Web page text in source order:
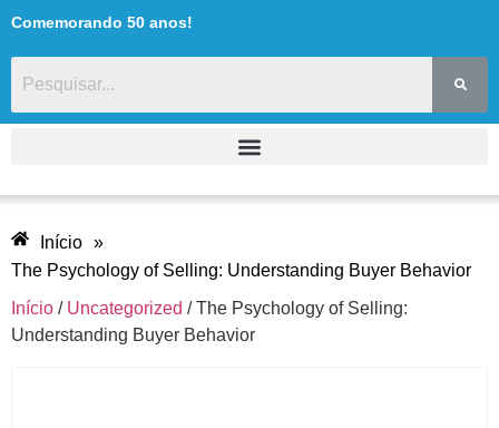
Comemorando 50 anos!
Início »
The Psychology of Selling: Understanding Buyer Behavior
Início / Uncategorized / The Psychology of Selling:
Understanding Buyer Behavior